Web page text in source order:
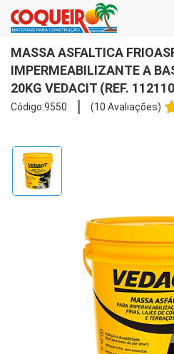
MASSA ASFALTICA
IMPERMEABILIZANTE A
20KG VEDACIT (REF.
Código:9550 (10 Avaliações)